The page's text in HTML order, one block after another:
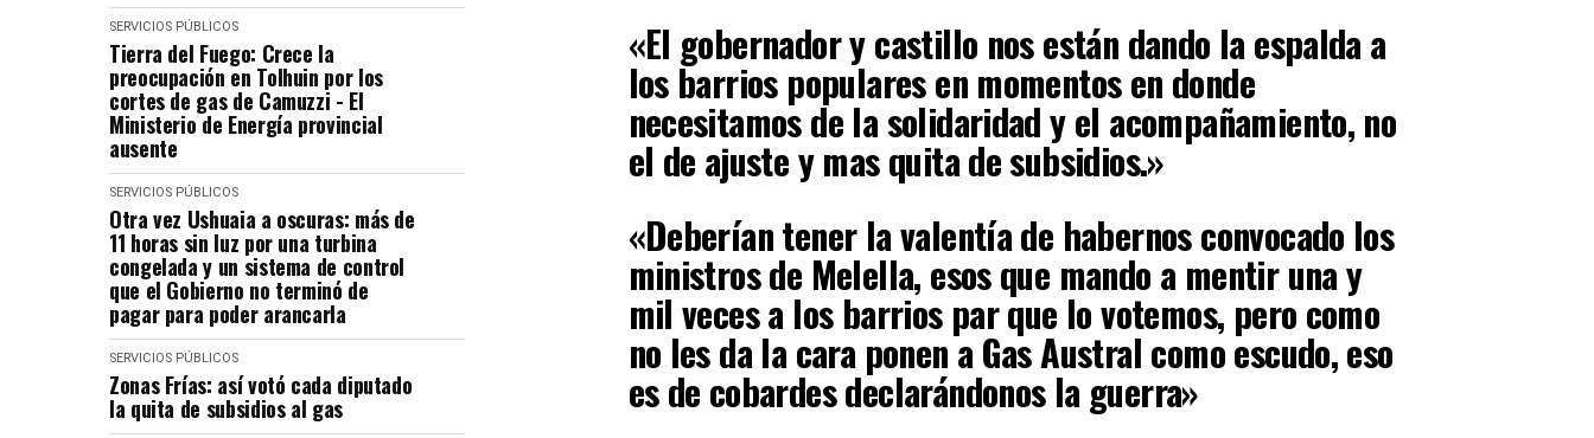
SERVICIOS PÚBLICOS
Tierra del Fuego: Crece la
preocupación en Tolhuin por los
cortes de gas de Camuzzi - El
Ministerio de Energía provincial
ausente
SERVICIOS PÚBLICOS
Otra vez Ushuaia a oscuras: más de
11 horas sin luz por una turbina
congelada y un sistema de control
que el Gobierno no terminó de
pagar para poder arancarla
SERVICIOS PÚBLICOS
Zonas Frías: así votó cada diputado
la quita de subsidios al gas
«El gobernador y castillo nos están dando la espalda a
los barrios populares en momentos en donde
necesitamos de la solidaridad y el acompañamiento, no
el de ajuste y mas quita de subsidios.»
«Deberían tener la valentía de habernos convocado los
ministros de Melella, esos que mando a mentir una y
mil veces a los barrios par que lo votemos, pero como
no les da la cara ponen a Gas Austral como escudo, eso
es de cobardes declarándonos la guerra»